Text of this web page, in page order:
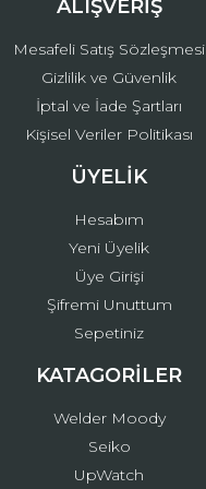
ALIŞVERİŞ
Mesafeli Satış Sözleşmesi
Gizlilik ve Güvenlik
İptal ve İade Şartları
Kişisel Veriler Politikası
ÜYELİK
Hesabım
Yeni Üyelik
Üye Girişi
Şifremi Unuttum
Sepetiniz
KATAGORİLER
Welder Moody
Seiko
UpWatch